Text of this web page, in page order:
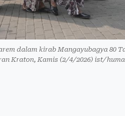
dalam kirab Mangayubagya 80
Kraton, Kamis (2/4/2026) ist/